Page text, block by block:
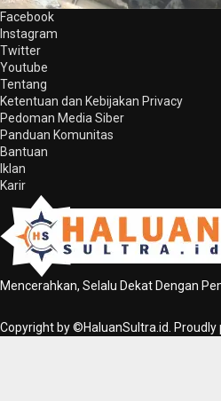
Facebook
Instagram
Twitter
Youtube
Tentang
Ketentuan dan Kebijakan Privacy
Pedoman Media Siber
Panduan Komunitas
Bantuan
Iklan
Karir
Mencerahkan, Selalu Dekat Dengan
Copyright by ©HaluanSultra.id.